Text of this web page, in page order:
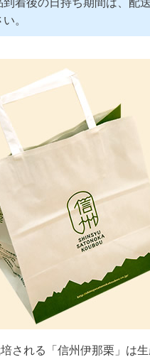
。
される「信州伊那栗」は